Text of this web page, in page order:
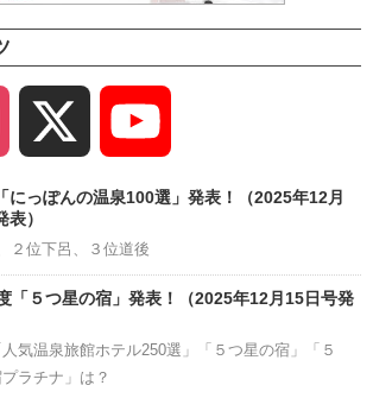
Instagram
Channel
にっぽんの温泉100選」発表！（2025年12月
）
２位下呂、３位道後
「５つ星の宿」発表！（2025年12月15日号発
気温泉旅館ホテル250選」「５つ星の宿」「５
ラチナ」は？